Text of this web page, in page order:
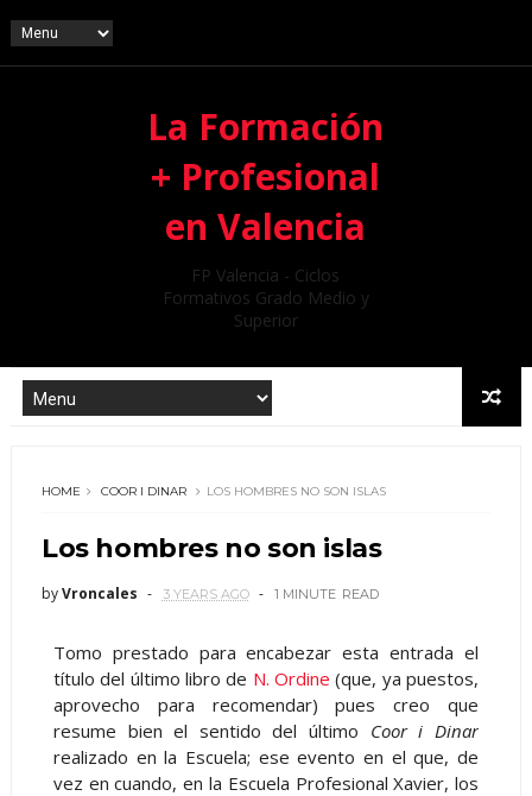
La Formación
+ Profesional
en Valencia
FP Valencia - Ciclos
Formativos Grado Medio y
Superior
HOME COOR I DINAR LOS HOMBRES NO SON ISLAS
Los hombres no son islas
byVroncales 3 YEARS AGO 1 MINUTE READ
Tomo prestado para encabezar esta entrada el
título del último libro de N. Ordine (que, ya puestos,
aprovecho para recomendar) pues creo que
resume bien el sentido del último Coor i Dinar
realizado en la Escuela; ese evento en el que, de
vez en cuando, en la Escuela Profesional Xavier, los